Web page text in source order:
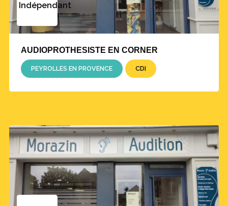
Indépendant
AUDIOPROTHESISTE EN CORNER
PEYROLLES EN PROVENCE CDI